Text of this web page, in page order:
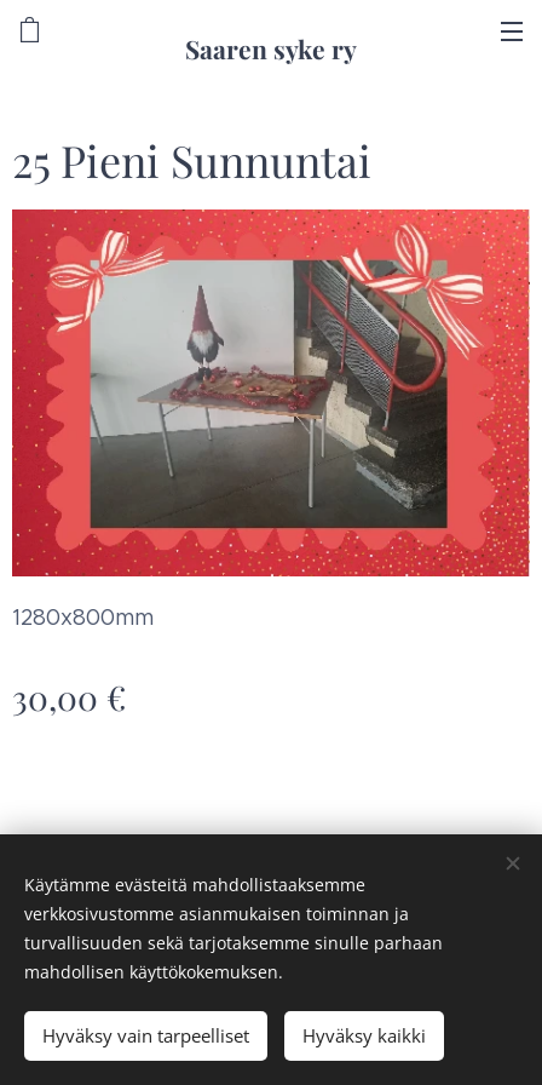
Saaren syke ry
25 Pieni Sunnuntai
1280x800mm
30,00 €
Loppuunmyyty
Saaren syke ry Evästeet
Käytämme evästeitä mahdollistaaksemme
verkkosivustomme asianmukaisen toiminnan ja
turvallisuuden sekä tarjotaksemme sinulle parhaan
mahdollisen käyttökokemuksen.
Hyväksy vain tarpeelliset Hyväksy kaikki